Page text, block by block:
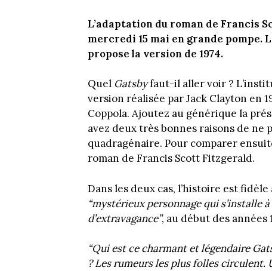
L’adaptation du roman de Francis
mercredi 15 mai en grande
propose la version de 1974.
Quel Gatsbyfaut-il aller voir ?
version réalisée par Jack Clayton en
Coppola. Ajoutez au générique la
avez deux très bonnes raisons de ne
quadragénaire. Pour comparer
roman de Francis Scott Fitzgerald.
Dans les deux cas, l’histoire est
“mystérieux personnage qui s’installe
d’extravagance”, au début des
“Qui est ce charmant et légendaire
? Les rumeurs les plus folles circulent.